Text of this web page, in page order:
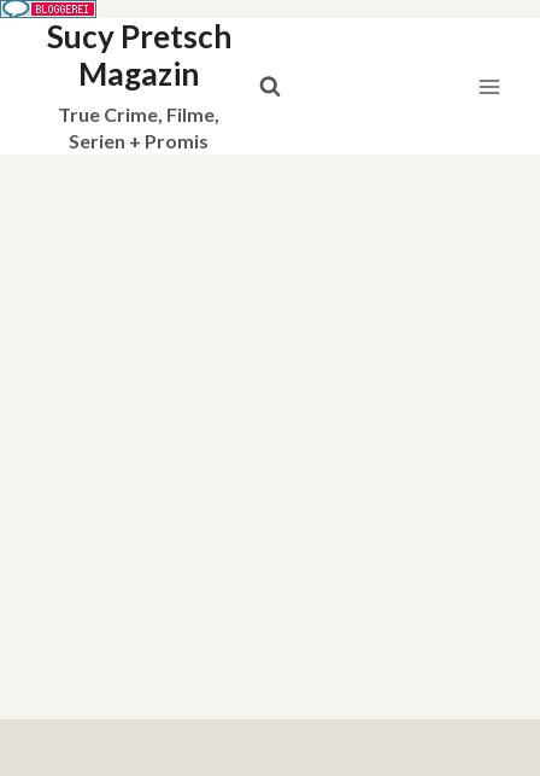
Sucy Pretsch
Magazin
True Crime, Filme,
Serien + Promis